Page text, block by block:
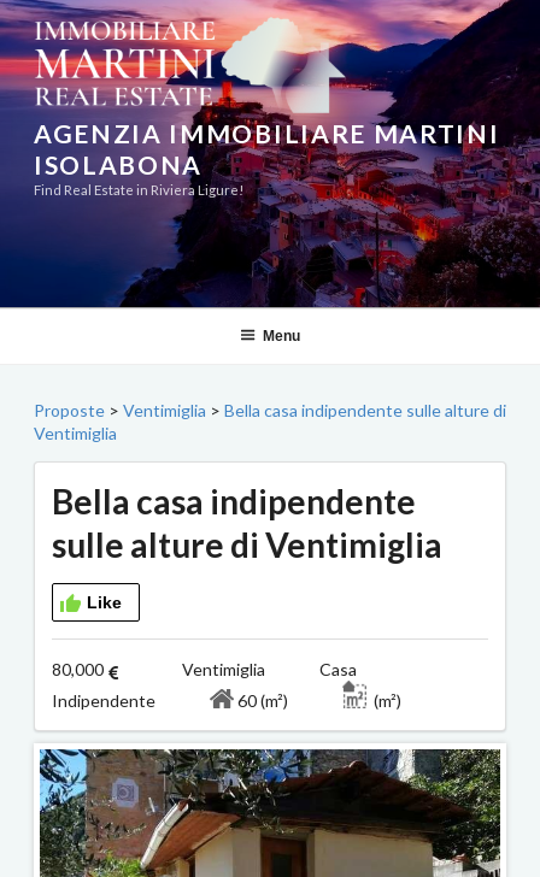
Salta
al
contenuto
AGENZIA IMMOBILIARE MARTINI
ISOLABONA
Find Real Estate in Riviera Ligure!
Menu
Proposte > Ventimiglia > Bella casa indipendente sulle alture di
Ventimiglia
Bella casa indipendente
sulle alture di Ventimiglia
Like
80,000
Ventimiglia Casa
Indipendente
60 (m²) (m²)